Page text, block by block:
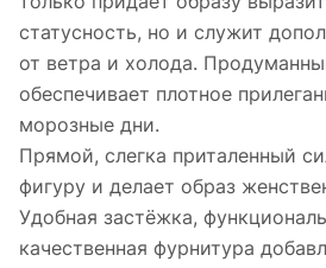
статусность, но и служит
от ветра и холода.
обеспечивает плотное
морозные дни.
Прямой, слегка приталенный
фигуру и делает образ
Удобная застёжка,
качественная фурнитура